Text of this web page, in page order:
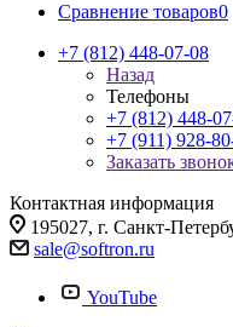
Сравнение товаров0
+7 (812) 448-07-08
Назад
Телефоны
+7 (812) 448-
+7 (911) 928-
Заказать
Контактная информация
195027, г. Санкт-
sale@softron.ru
YouTube